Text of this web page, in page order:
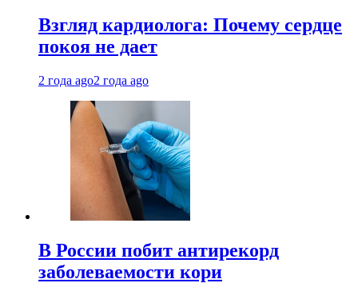
Взгляд кардиолога: Почему сердце
покоя не дает
2 года ago2 года ago
В России побит антирекорд
заболеваемости кори